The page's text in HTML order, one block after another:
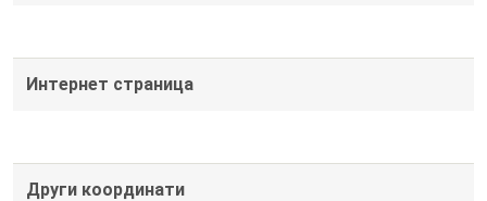
Интернет страница
Други координати